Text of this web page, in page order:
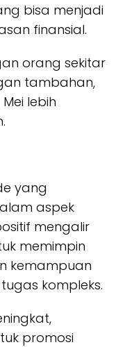
bisa menjadi
finansial.
orang sekitar
tambahan,
lebih
yang
aspek
mengalir
memimpin
kemampuan
kompleks.
promosi